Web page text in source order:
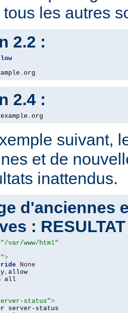
les autres
2.2 :
. org
2.4 :
. org
suivant,
et de
inattendus.
d'anciennes
:
"/var/www/html"
>
None
, allow
status">
server-status